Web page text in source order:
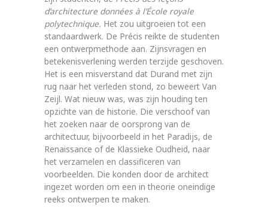
d’architecture données à l’École royale
polytechnique. Het zou uitgroeien tot een
standaardwerk. De Précis reikte de studenten
een ontwerpmethode aan. Zijnsvragen en
betekenisverlening werden terzijde geschoven.
Het is een misverstand dat Durand met zijn
rug naar het verleden stond, zo beweert Van
Zeijl. Wat nieuw was, was zijn houding ten
opzichte van de historie. Die verschoof van
het zoeken naar de oorsprong van de
architectuur, bijvoorbeeld in het Paradijs, de
Renaissance of de Klassieke Oudheid, naar
het verzamelen en classificeren van
voorbeelden. Die konden door de architect
ingezet worden om een in theorie oneindige
reeks ontwerpen te maken.